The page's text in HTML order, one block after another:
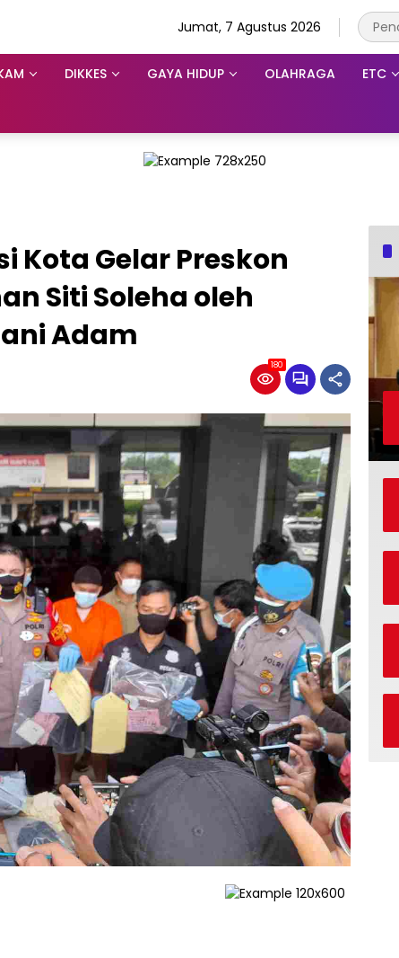
Jumat, 7 Agustus 2026
DIKKES GAYA HIDUP OLAHRAGA ETC
Kota Gelar Preskon
Siti Soleha oleh
Adam
180